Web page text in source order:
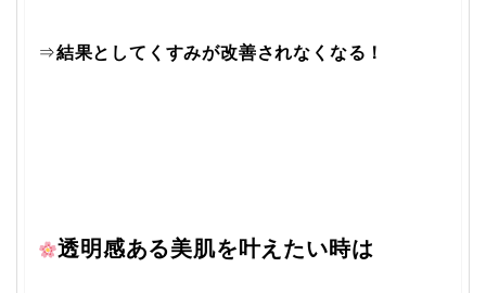
⇒結果としてくすみが改善されなくなる！
透明感ある美肌を叶えたい時は